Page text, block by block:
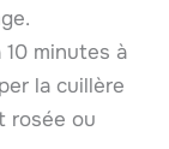
minutes à
la cuillère
rosée ou